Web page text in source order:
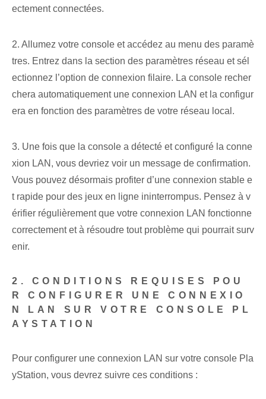
ectement connectées.
2. Allumez votre console et accédez au menu des paramè
tres. Entrez dans la section des paramètres réseau et sél
ectionnez l’option de connexion filaire. La console recher
chera automatiquement une connexion LAN et la configur
era en fonction des paramètres de votre réseau local.
3. Une fois que la console a détecté et configuré la conne
xion LAN, vous devriez voir un message de confirmation.
Vous pouvez désormais profiter d’une connexion stable e
t rapide pour des jeux en ligne ininterrompus. Pensez à v
érifier régulièrement que votre connexion LAN fonctionne
correctement et à résoudre tout problème qui pourrait surv
enir.
2. CONDITIONS REQUISES POU
R CONFIGURER UNE CONNEXIO
N LAN SUR VOTRE CONSOLE PL
AYSTATION
Pour configurer une connexion LAN sur votre console Pla
yStation, vous devrez suivre ces conditions :